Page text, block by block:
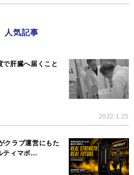
人気記事
で肝臓へ届くこと
2022.1.25
ラブ運営にもた
ティマボ…